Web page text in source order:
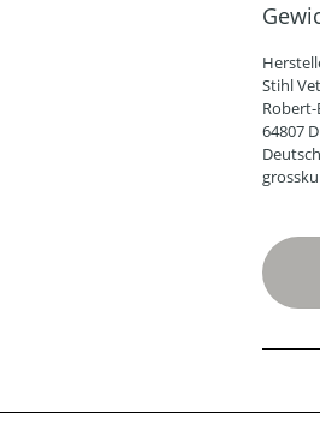
Stihl
Robert-
64807